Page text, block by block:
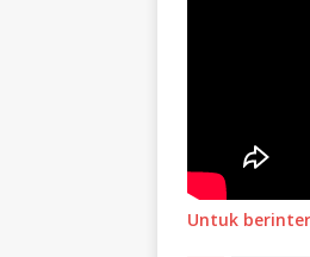
Untuk